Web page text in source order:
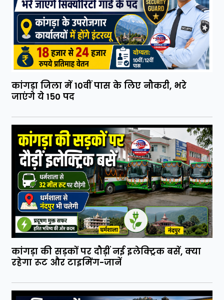
कांगड़ा जिला में 10वीं पास के लिए नौकरी, भरे
जाएंगे ये 150 पद
कांगड़ा की सड़कों पर दौड़ीं नई इलेक्ट्रिक बसें, क्या
रहेगा रूट और टाइमिंग-जानें